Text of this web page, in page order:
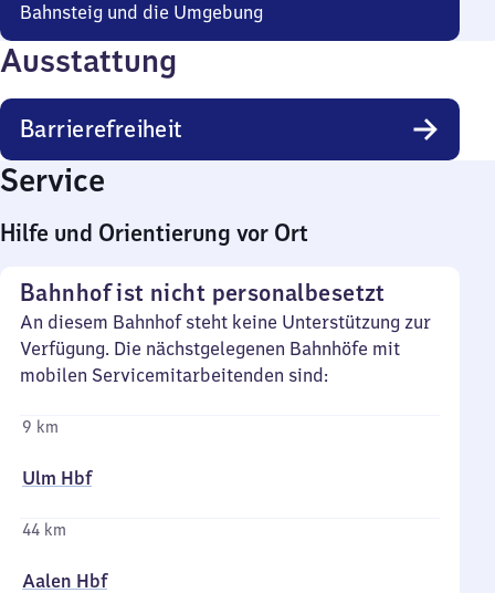
Bahnsteig und die Umgebung
Ausstattung
Barrierefreiheit
Service
Hilfe und Orientierung vor Ort
Bahnhof ist nicht personalbesetzt
An diesem Bahnhof steht keine Unterstützung zur
Verfügung. Die nächstgelegenen Bahnhöfe mit
mobilen Servicemitarbeitenden sind:
9 km
Ulm Hbf
44 km
Aalen Hbf